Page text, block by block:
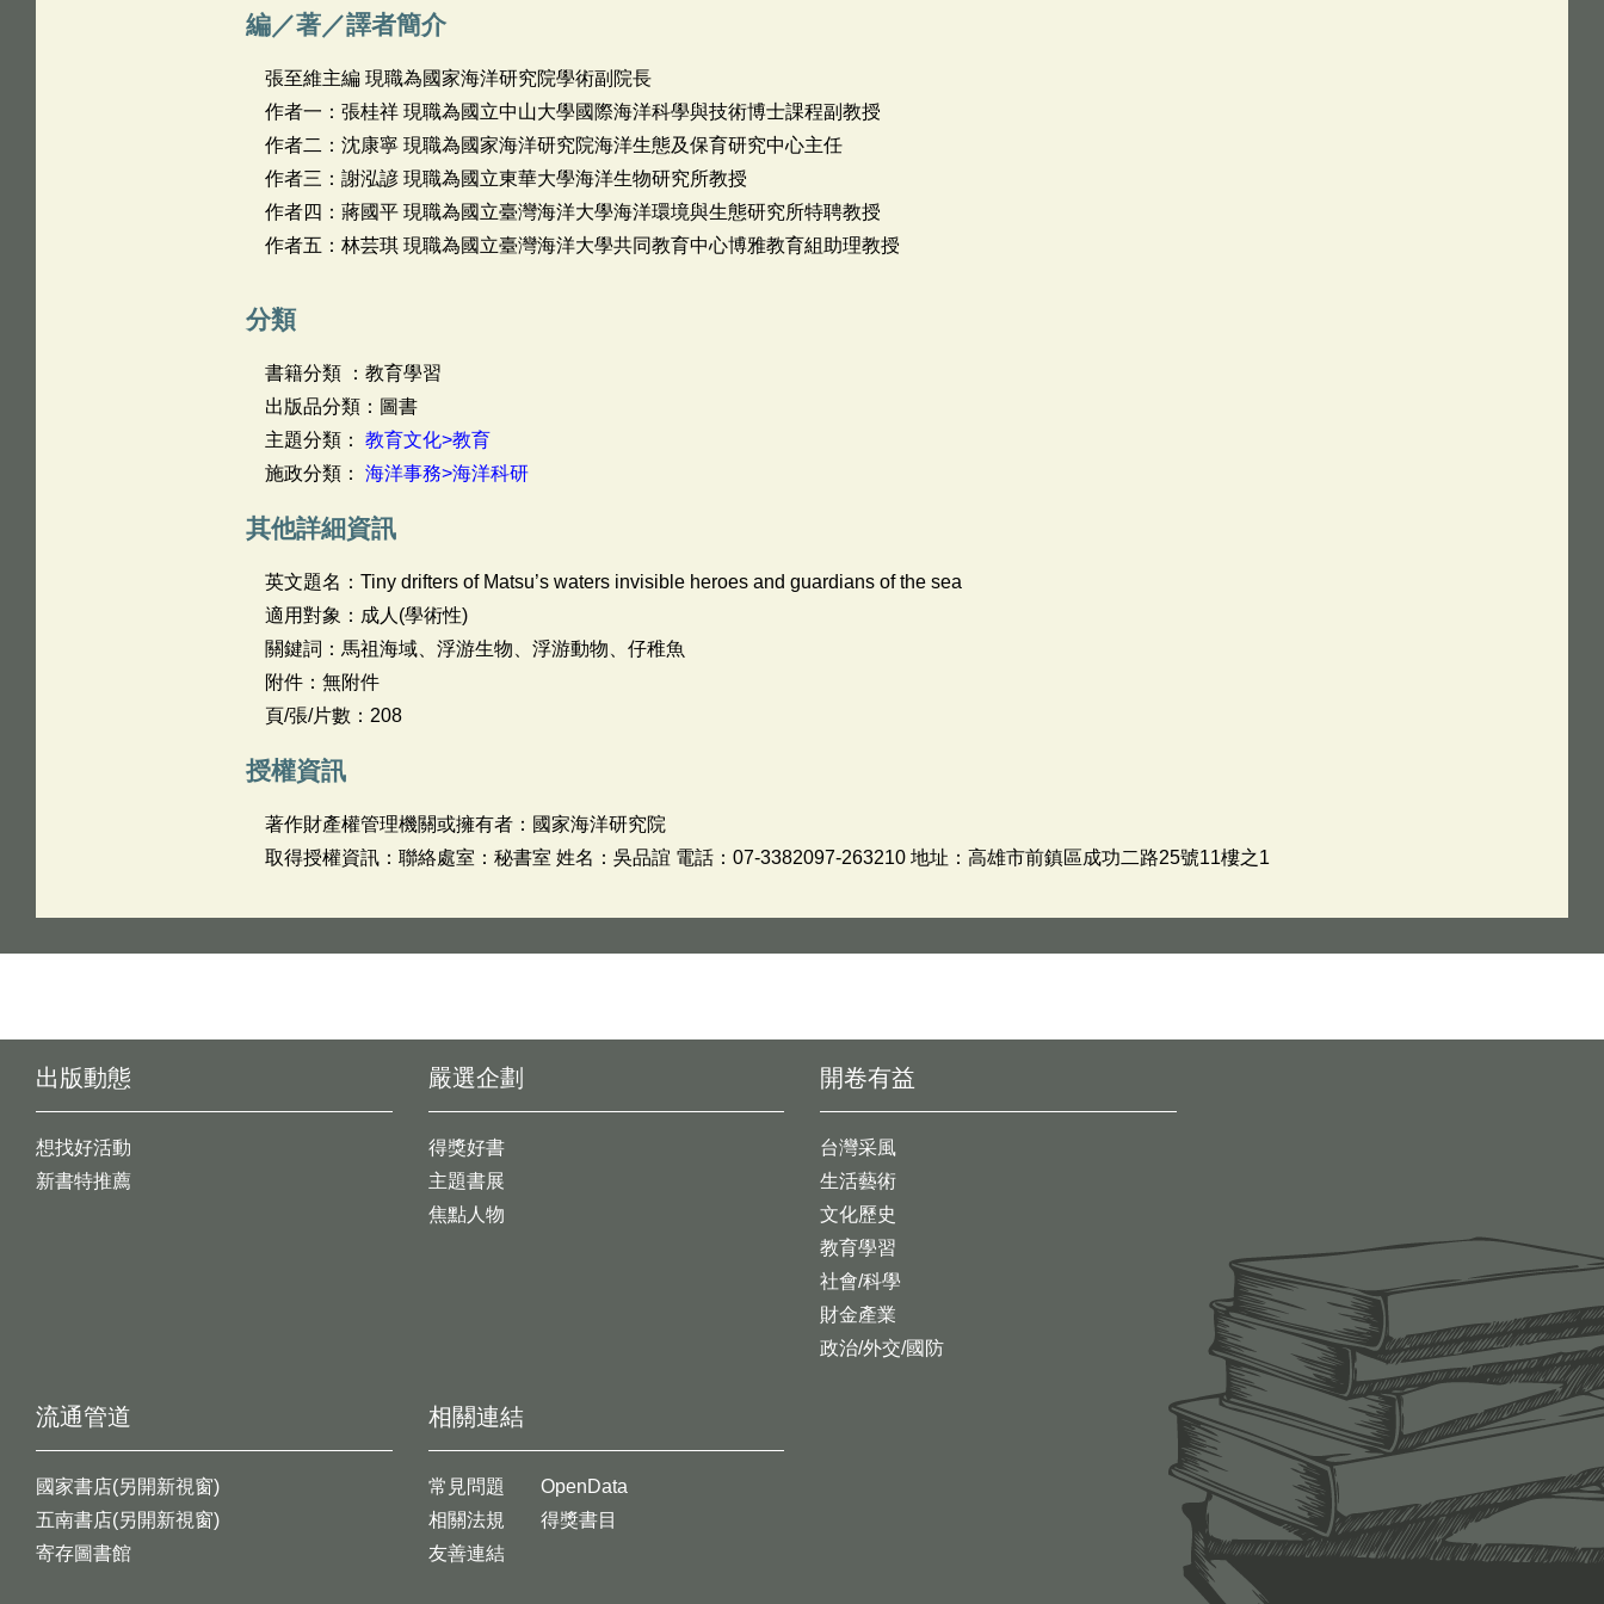
編／著／譯者簡介
張至維主編 現職為國家海洋研究院學術副院長
作者一：張桂祥 現職為國立中山大學國際海洋科學與技術博士課程副教授
作者二：沈康寧 現職為國家海洋研究院海洋生態及保育研究中心主任
作者三：謝泓諺 現職為國立東華大學海洋生物研究所教授
作者四：蔣國平 現職為國立臺灣海洋大學海洋環境與生態研究所特聘教授
作者五：林芸琪 現職為國立臺灣海洋大學共同教育中心博雅教育組助理教授
分類
書籍分類 ：教育學習
出版品分類：圖書
主題分類： 教育文化>教育
施政分類： 海洋事務>海洋科研
其他詳細資訊
英文題名： Tiny drifters of Matsu’s waters invisible heroes and guardians of the sea
適用對象：成人(學術性)
關鍵詞：馬祖海域、浮游生物、浮游動物、仔稚魚
附件：無附件
頁/張/片數：208
授權資訊
著作財產權管理機關或擁有者：國家海洋研究院
取得授權資訊：聯絡處室：秘書室 姓名：吳品誼 電話：07-3382097-263210 地址：高雄市前鎮區成功二路25號11樓之1
出版動態
想找好活動
新書特推薦
開卷有益
台灣采風
生活藝術
文化歷史
教育學習
社會/科學
財金產業
政治/外交/國防
嚴選企劃
得獎好書
主題書展
焦點人物
流通管道
國家書店(另開新視窗)
五南書店(另開新視窗)
寄存圖書館
相關連結
常見問題
相關法規
友善連結
OpenData
得獎書目